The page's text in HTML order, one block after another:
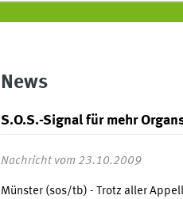
News
S.O.S.-Signal für mehr
Nachricht vom 23.10.2009
Münster (sos/tb) - Trotz aller